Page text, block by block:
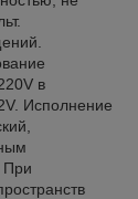
в
Исполнение
При